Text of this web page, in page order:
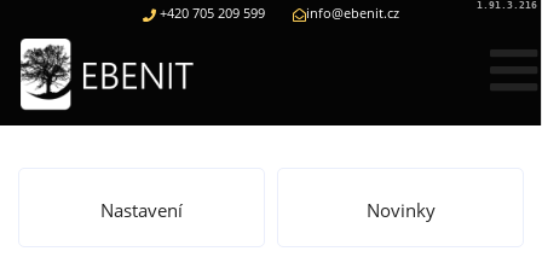
+420 705 209 599 info@ebenit.cz 1.91.3.216
Nastavení Novinky